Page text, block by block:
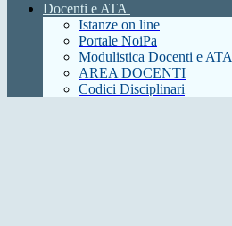
Docenti e ATA
Istanze on line
Portale NoiPa
Modulistica Docenti e ATA
AREA DOCENTI
Codici Disciplinari